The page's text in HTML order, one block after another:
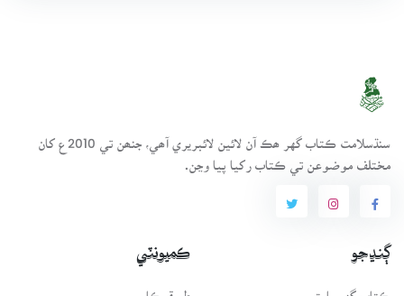
سنڌسلامت ڪتاب گهر ھڪ آن لائين لائبريري آھي، جنھن تي 2010ع کان
مختلف موضوعن تي ڪتاب رکيا پيا وڃن.
ڳنڍجو
ڪتاب گهر بابت
ڪميونٽي
طريقيڪار